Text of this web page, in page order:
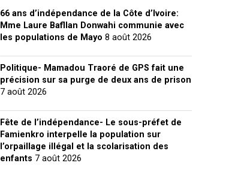
66 ans d’indépendance de la Côte d’Ivoire:
Mme Laure Bafllan Donwahi communie avec
les populations de Mayo 8 août 2026
Politique- Mamadou Traoré de GPS fait une
précision sur sa purge de deux ans de prison
7 août 2026
Fête de l’indépendance- Le sous-préfet de
Famienkro interpelle la population sur
l’orpaillage illégal et la scolarisation des
enfants 7 août 2026